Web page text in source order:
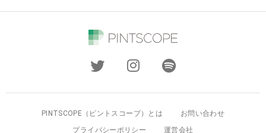
PINTSCOPE（ピントスコープ）とは
お問い合わせ
プライバシーポリシー
運営会社